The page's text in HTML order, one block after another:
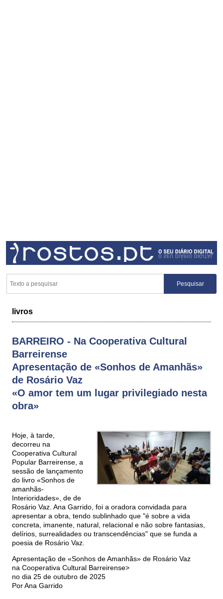
livros
BARREIRO - Na Cooperativa Cultural
Barreirense
Apresentação de «Sonhos de Amanhãs»
de Rosário Vaz
«O amor tem um lugar privilegiado nesta
obra»
Hoje, à tarde,
decorreu na
Cooperativa Cultural
Popular Barreirense, a
sessão de lançamento
do livro «Sonhos de
amanhãs-
Interioridades», de de
Rosário Vaz. Ana Garrido, foi a oradora convidada para
apresentar a obra, tendo sublinhado que "é sobre a vida
concreta, imanente, natural, relacional e não sobre fantasias,
delírios, surrealidades ou transcendências" que se funda a
poesia de Rosário Vaz.
Apresentação de «Sonhos de Amanhãs» de Rosário Vaz
na Cooperativa Cultural Barreirense>
no dia 25 de outubro de 2025
Por Ana Garrido